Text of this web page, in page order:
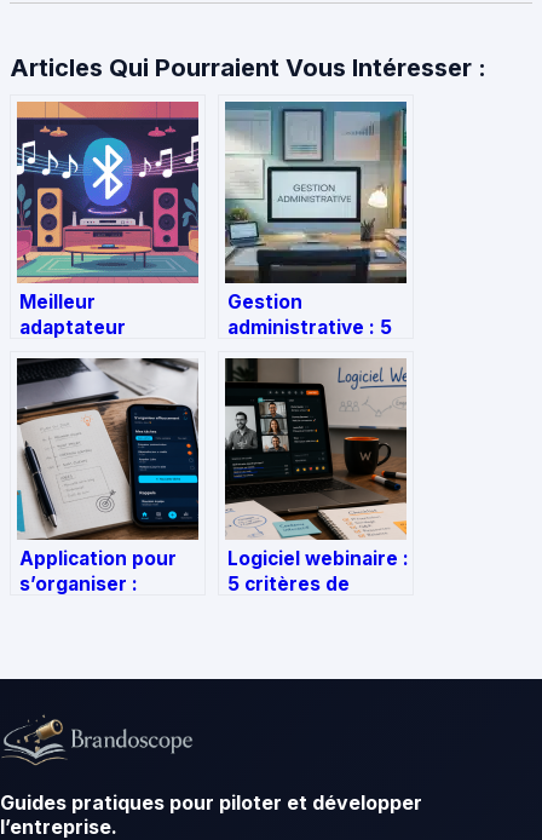
Articles Qui Pourraient Vous Intéresser :
Meilleur
adaptateur
bluetooth pour
ampli hifi : le guide
pour un son au top
Gestion
administrative : 5
heures par mois
suffisent-elles
pour sécuriser
votre TPE ?
Application pour
s’organiser :
Logiciel webinaire :
5 critères de
plateforme
Guides pratiques pour piloter et développer
l’entreprise.